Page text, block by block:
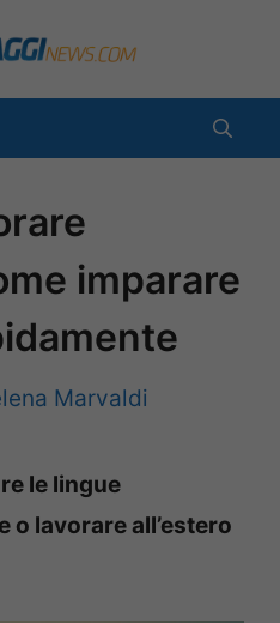
imparare
Marvaldi
le lingue
o lavorare all’estero